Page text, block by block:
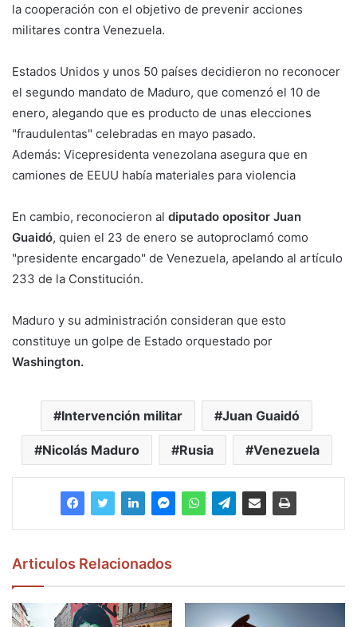
la cooperación con el objetivo de prevenir acciones
militares contra Venezuela.
Estados Unidos y unos 50 países decidieron no reconocer
el segundo mandato de Maduro, que comenzó el 10 de
enero, alegando que es producto de unas elecciones
"fraudulentas" celebradas en mayo pasado.
Además: Vicepresidenta venezolana asegura que en
camiones de EEUU había materiales para violencia
En cambio, reconocieron al diputado opositor Juan
Guaidó, quien el 23 de enero se autoproclamó como
"presidente encargado" de Venezuela, apelando al artículo
233 de la Constitución.
Maduro y su administración consideran que esto
constituye un golpe de Estado orquestado por
Washington.
Intervención militar Juan Guaidó
Nicolás Maduro Rusia Venezuela
Articulos Relacionados